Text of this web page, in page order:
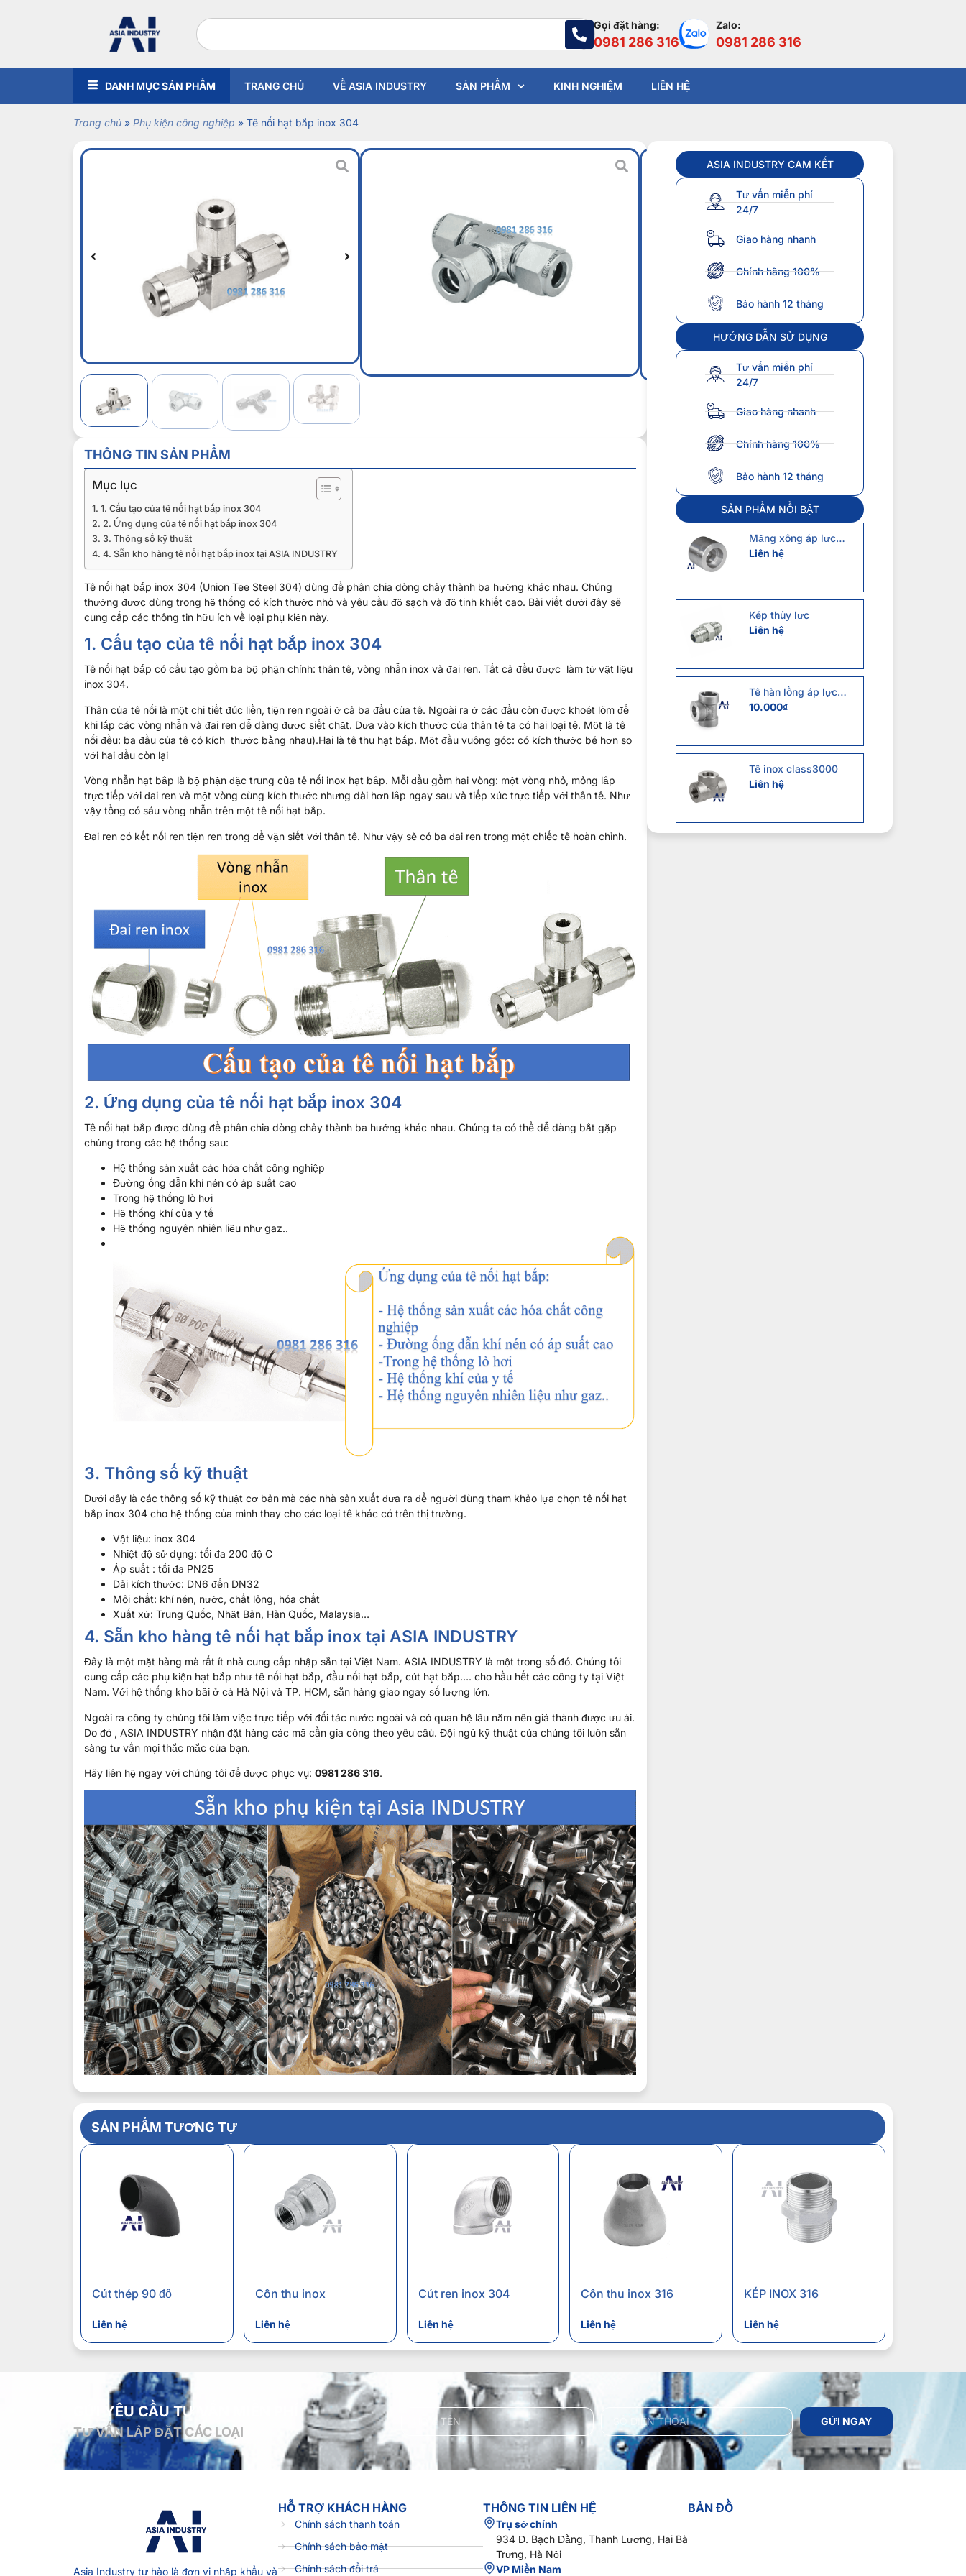
0981 286 316
Gọi đặt hàng:
0981 286 316
Zalo:
DANH MỤC SẢN PHẨM TRANG CHỦ VỀ ASIA INDUSTRY SẢN PHẨM KINH NGHIỆM LIÊN HỆ
Trang chủ » Phụ kiện công nghiệp » Tê nối hạt bắp inox 304
Tê nối hạt bắp inox 304
Áp suất : tối đa PN25
Dải kích thước: DN6 đến DN32
Môi chất: khí nén, nước, chất lỏng, hóa chất
Xuất xứ: Trung Quốc, Nhật Bản, Hàn Quốc,
Malaysia…
TƯ VẤN QUA SĐT
THÔNG TIN SẢN PHẨM
Mục lục
1. Cấu tạo của tê nối hạt bắp inox 304
2. Ứng dụng của tê nối hạt bắp inox 304
3. Thông số kỹ thuật
4. Sẵn kho hàng tê nối hạt bắp inox tại ASIA INDUSTRY
Tê nối hạt bắp inox 304 (Union Tee Steel 304) dùng để phân chia dòng chảy thành ba hướng khác nhau. Chúng
thường được dùng trong hệ thống có kích thước nhỏ và yêu cầu độ sạch và độ tinh khiết cao. Bài viết dưới đây sẽ
cung cấp các thông tin hữu ích về loại phụ kiện này.
1. Cấu tạo của tê nối hạt bắp inox 304
Tê nối hạt bắp có cấu tạo gồm ba bộ phận chính: thân tê, vòng nhẫn inox và đai ren. Tất cả đều được làm từ vật liệu
inox 304.
Thân của tê nối là một chi tiết đúc liền, tiện ren ngoài ở cả ba đầu của tê. Ngoài ra ở các đầu còn được khoét lõm để
khi lắp các vòng nhẫn và đai ren dễ dàng được siết chặt. Dựa vào kích thước của thân tê ta có hai loại tê. Một là tê
nối đều: ba đầu của tê có kích thước bằng nhau).Hai là tê thu hạt bắp. Một đầu vuông góc: có kích thước bé hơn so
với hai đầu còn lại
Vòng nhẫn hạt bắp là bộ phận đặc trung của tê nối inox hạt bắp. Mỗi đầu gồm hai vòng: một vòng nhỏ, mỏng lắp
trực tiếp với đai ren và một vòng cùng kích thước nhưng dài hơn lắp ngay sau và tiếp xúc trực tiếp với thân tê. Như
vậy tổng có sáu vòng nhẫn trên một tê nối hạt bắp.
Đai ren có kết nối ren tiện ren trong để vặn siết với thân tê. Như vậy sẽ có ba đai ren trong một chiếc tê hoàn chỉnh.
2. Ứng dụng của tê nối hạt bắp inox 304
Tê nối hạt bắp được dùng để phân chia dòng chảy thành ba hướng khác nhau. Chúng ta có thể dễ dàng bắt gặp
chúng trong các hệ thống sau:
Hệ thống sản xuất các hóa chất công nghiệp
Đường ống dẫn khí nén có áp suất cao
Trong hệ thống lò hơi
Hệ thống khí của y tế
Hệ thống nguyên nhiên liệu như gaz..
3. Thông số kỹ thuật
Dưới đây là các thông số kỹ thuật cơ bản mà các nhà sản xuất đưa ra để người dùng tham khảo lựa chọn tê nối hạt
bắp inox 304 cho hệ thống của mình thay cho các loại tê khác có trên thị trường.
Vật liệu: inox 304
Nhiệt độ sử dụng: tối đa 200 độ C
Áp suất : tối đa PN25
Dải kích thước: DN6 đến DN32
Môi chất: khí nén, nước, chất lỏng, hóa chất
Xuất xứ: Trung Quốc, Nhật Bản, Hàn Quốc, Malaysia…
4. Sẵn kho hàng tê nối hạt bắp inox tại ASIA INDUSTRY
Đây là một mặt hàng mà rất ít nhà cung cấp nhập sẵn tại Việt Nam. ASIA INDUSTRY là một trong số đó. Chúng tôi
cung cấp các phụ kiện hạt bắp như tê nối hạt bắp, đầu nối hạt bắp, cút hạt bắp…. cho hầu hết các công ty tại Việt
Nam. Với hệ thống kho bãi ở cả Hà Nội và TP. HCM, sẵn hàng giao ngay số lượng lớn.
Ngoài ra công ty chúng tôi làm việc trực tiếp với đối tác nước ngoài và có quan hệ lâu năm nên giá thành được ưu ái.
Do đó , ASIA INDUSTRY nhận đặt hàng các mã cần gia công theo yêu câù. Đội ngũ kỹ thuật của chúng tôi luôn sẵn
sàng tư vấn mọi thắc mắc của bạn.
Hãy liên hệ ngay với chúng tôi để được phục vụ: 0981 286 316.
ASIA INDUSTRY CAM KẾT
Tư vấn miễn phí
24/7
Giao hàng nhanh
Chính hãng 100%
Bảo hành 12 tháng
HƯỚNG DẪN SỬ DỤNG
Tư vấn miễn phí
24/7
Giao hàng nhanh
Chính hãng 100%
Bảo hành 12 tháng
SẢN PHẨM NỔI BẬT
Măng xông áp lực
class3000
Liên hệ
Kép thủy lực
Liên hệ
Tê hàn lồng áp lực
cao
10.000₫
Tê inox class3000
Liên hệ
SẢN PHẨM TƯƠNG TỰ
Cút thép 90 độ
Liên hệ
Côn thu inox
Liên hệ
Cút ren inox 304
Liên hệ
Côn thu inox 316
Liên hệ
KÉP INOX 316
Liên hệ
GỬI YÊU CẦU TƯ VẤN MIỄN PHÍ
TƯ VẤN LẮP ĐẶT CÁC LOẠI
GỬI NGAY
Asia Industry tự hào là đơn vị nhập khẩu và
HỖ TRỢ KHÁCH HÀNG
Chính sách thanh toán
Chính sách bảo mật
Chính sách đổi trả
THÔNG TIN LIÊN HỆ
Trụ sở chính
934 Đ. Bạch Đằng, Thanh Lương, Hai Bà
Trưng, Hà Nội
VP Miền Nam
BẢN ĐỒ